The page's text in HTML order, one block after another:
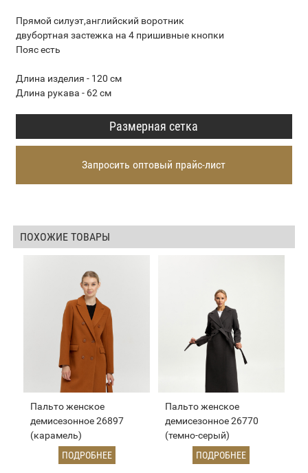
Прямой силуэт,английский воротник
двубортная застежка на 4 пришивные кнопки
Пояс есть
Длина изделия - 120 см
Длина рукава - 62 см
Размерная сетка
Запросить оптовый прайс-лист
ПОХОЖИЕ ТОВАРЫ
Пальто женское
демисезонное 26897
(карамель)
ПОДРОБНЕЕ
Пальто женское
демисезонное 26770
(темно-серый)
ПОДРОБНЕЕ